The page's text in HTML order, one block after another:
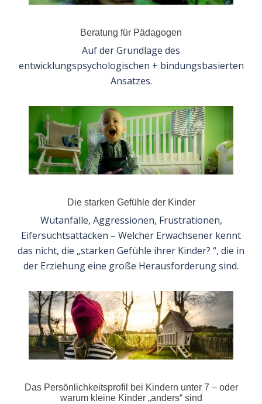
Beratung für Pädagogen
Auf der Grundlage des
entwicklungspsychologischen + bindungsbasierten
Ansatzes.
Die starken Gefühle der Kinder
Wutanfälle, Aggressionen, Frustrationen,
Eifersuchtsattacken – Welcher Erwachsener kennt
das nicht, die „starken Gefühle ihrer Kinder? “, die in
der Erziehung eine große Herausforderung sind.
Das Persönlichkeitsprofil bei Kindern unter 7 – oder
warum kleine Kinder „anders“ sind